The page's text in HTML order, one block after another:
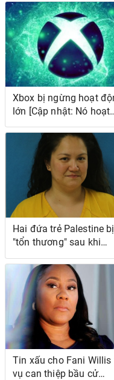
tài liệu khổng lồ?
Xbox bị ngừng hoạt
lớn [Cập nhật: Nó hoạt
động trở lại]
Hai đứa trẻ Palestine bị
"tổn thương" sau khi
người phụ nữ bị cáo
cố dìm chết chúng
Tin xấu cho Fani Willis
vụ can thiệp bầu cử